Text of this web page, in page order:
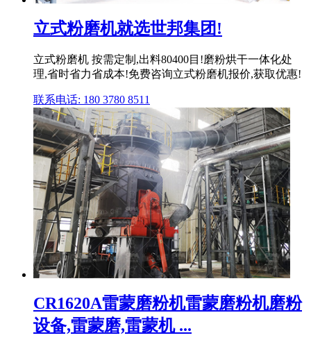
立式粉磨机就选世邦集团!
立式粉磨机 按需定制,出料80400目!磨粉烘干一体化处
理,省时省力省成本!免费咨询立式粉磨机报价,获取优惠!
联系电话: 180 3780 8511
CR1620A雷蒙磨粉机雷蒙磨粉机磨粉
设备,雷蒙磨,雷蒙机 ...